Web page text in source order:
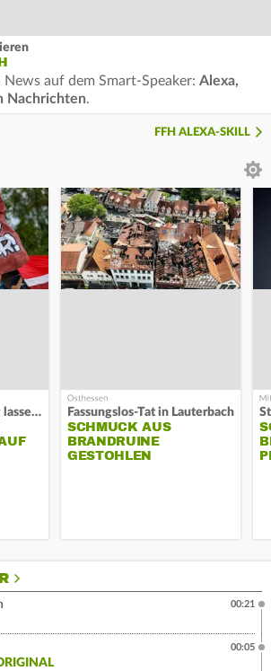
News auf dem Smart-Speaker: Alexa,
Nachrichten.
FFH ALEXA-SKILL
"Löwen aus dem Käfig lassen"
S
Fassungslos-Tat in Lauterbach
SCHMUCK AUS
BRANDRUINE
GESTOHLEN
00:21
00:05